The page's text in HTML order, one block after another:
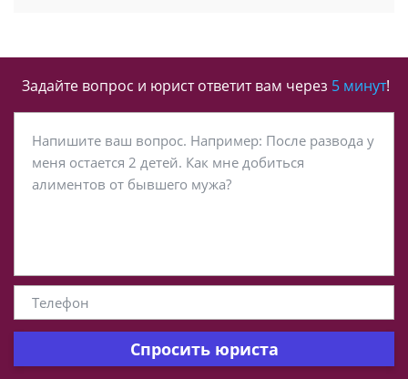
Задайте вопрос и юрист ответит вам через 5 минут!
Спросить юриста